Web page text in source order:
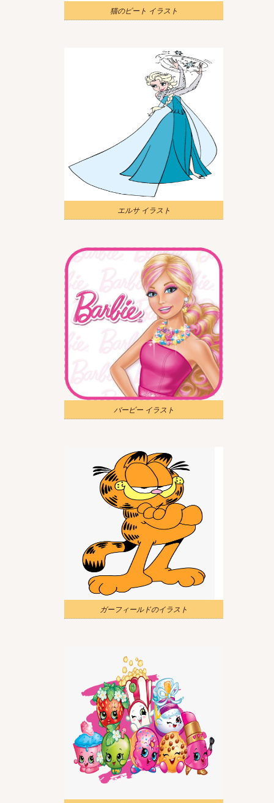
猫のピート イラスト
エルサ イラスト
バービー イラスト
ガーフィールドのイラスト